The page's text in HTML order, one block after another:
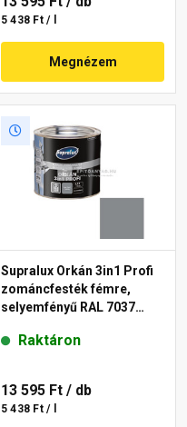
5 438 Ft / l
Megnézem
Supralux Orkán 3in1 Profi
zománcfesték fémre,
selyemfényű RAL 7037
Raktáron
13 595 Ft / db
5 438 Ft / l